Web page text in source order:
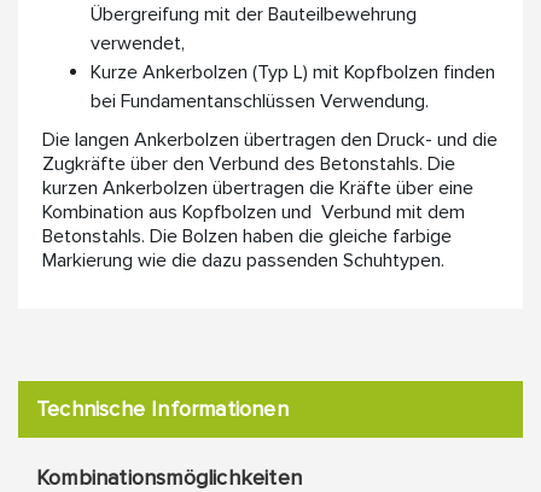
Übergreifung mit der Bauteilbewehrung
verwendet,
Kurze Ankerbolzen (Typ L) mit Kopfbolzen finden
bei Fundamentanschlüssen Verwendung.
Die langen Ankerbolzen übertragen den Druck- und die
Zugkräfte über den Verbund des Betonstahls. Die
kurzen Ankerbolzen übertragen die Kräfte über eine
Kombination aus Kopfbolzen und Verbund mit dem
Betonstahls. Die Bolzen haben die gleiche farbige
Markierung wie die dazu passenden Schuhtypen.
Technische Informationen
Kombinationsmöglichkeiten